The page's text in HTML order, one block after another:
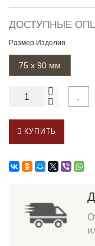
ДОСТУПНЫЕ
Размер Изделия
75 х 90 мм
КУПИТЬ